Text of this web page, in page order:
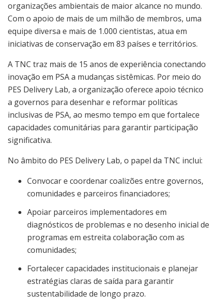
organizações ambientais de maior alcance no mundo.
Com o apoio de mais de um milhão de membros, uma
equipe diversa e mais de 1.000 cientistas, atua em
iniciativas de conservação em 83 países e territórios.
A TNC traz mais de 15 anos de experiência conectando
inovação em PSA a mudanças sistêmicas. Por meio do
PES Delivery Lab, a organização oferece apoio técnico
a governos para desenhar e reformar políticas
inclusivas de PSA, ao mesmo tempo em que fortalece
capacidades comunitárias para garantir participação
significativa.
No âmbito do PES Delivery Lab, o papel da TNC inclui:
Convocar e coordenar coalizões entre governos,
comunidades e parceiros financiadores;
Apoiar parceiros implementadores em
diagnósticos de problemas e no desenho inicial de
programas em estreita colaboração com as
comunidades;
Fortalecer capacidades institucionais e planejar
estratégias claras de saída para garantir
sustentabilidade de longo prazo.